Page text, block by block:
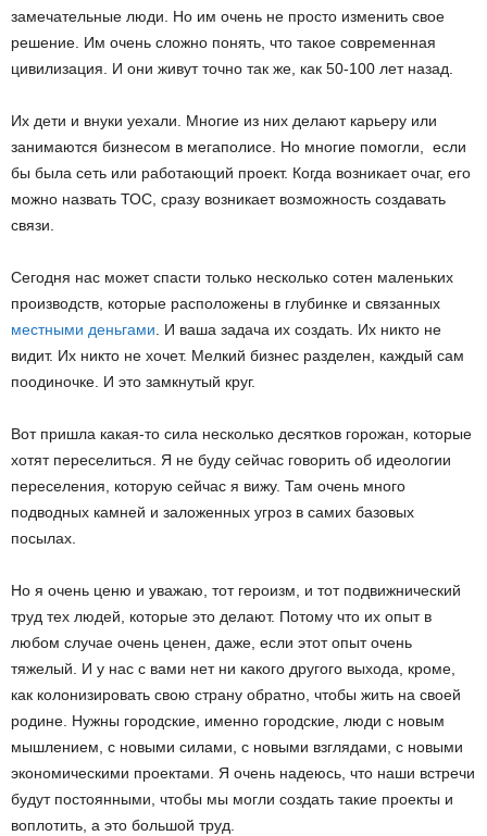
замечательные люди. Но им очень не просто изменить свое
решение. Им очень сложно понять, что такое современная
цивилизация. И они живут точно так же, как 50-100 лет назад.
Их дети и внуки уехали. Многие из них делают карьеру или
занимаются бизнесом в мегаполисе. Но многие помогли, если
бы была сеть или работающий проект. Когда возникает очаг, его
можно назвать ТОС, сразу возникает возможность создавать
связи.
Сегодня нас может спасти только несколько сотен маленьких
производств, которые расположены в глубинке и связанных
местными деньгами . И ваша задача их создать. Их никто не
видит. Их никто не хочет. Мелкий бизнес разделен, каждый сам
поодиночке. И это замкнутый круг.
Вот пришла какая-то сила несколько десятков горожан, которые
хотят переселиться. Я не буду сейчас говорить об идеологии
переселения, которую сейчас я вижу. Там очень много
подводных камней и заложенных угроз в самих базовых
посылах.
Но я очень ценю и уважаю, тот героизм, и тот подвижнический
труд тех людей, которые это делают. Потому что их опыт в
любом случае очень ценен, даже, если этот опыт очень
тяжелый. И у нас с вами нет ни какого другого выхода, кроме,
как колонизировать свою страну обратно, чтобы жить на своей
родине. Нужны городские, именно городские, люди с новым
мышлением, с новыми силами, с новыми взглядами, с новыми
экономическими проектами. Я очень надеюсь, что наши встречи
будут постоянными, чтобы мы могли создать такие проекты и
воплотить, а это большой труд.